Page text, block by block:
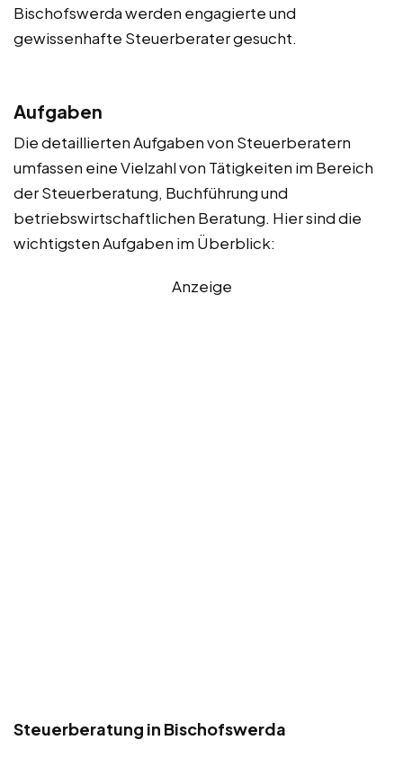
Bischofswerda werden engagierte und
gewissenhafte Steuerberater gesucht.
Aufgaben
Die detaillierten Aufgaben von Steuerberatern
umfassen eine Vielzahl von Tätigkeiten im Bereich
der Steuerberatung, Buchführung und
betriebswirtschaftlichen Beratung. Hier sind die
wichtigsten Aufgaben im Überblick:
Anzeige
Steuerberatung in Bischofswerda